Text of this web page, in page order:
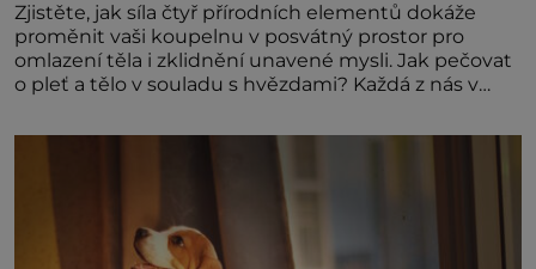
Zjistěte, jak síla čtyř přírodních elementů dokáže
proměnit vaši koupelnu v posvátný prostor pro
omlazení těla i zklidnění unavené mysli. Jak pečovat
o pleť a tělo v souladu s hvězdami? Každá z nás v
naší povaze, ale i v potřebách naší pokožky. Ohnivá
znamení Ženy narozené ve znamení Berana, Lva a
Střelce v sobě nesou žár, odvahu a neutuchající elán.